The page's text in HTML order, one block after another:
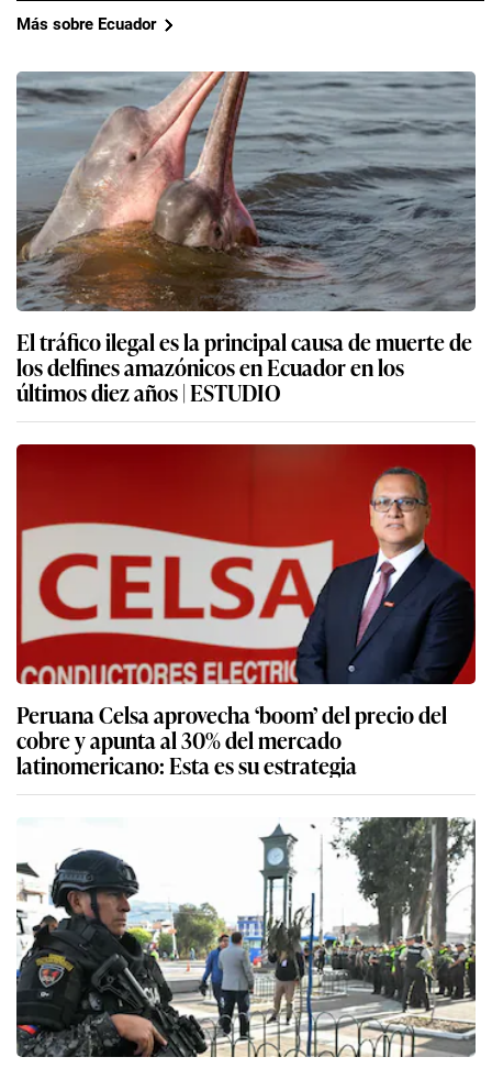
Más sobre Ecuador
El tráfico ilegal es la principal causa de muerte de
los delfines amazónicos en Ecuador en los
últimos diez años | ESTUDIO
Peruana Celsa aprovecha ‘boom’ del precio del
cobre y apunta al 30% del mercado
latinomericano: Esta es su estrategia